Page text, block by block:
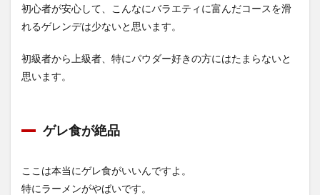
初心者が安心して、こんなにバラエティに富んだコースを滑
れるゲレンデは少ないと思います。
初級者から上級者、特にパウダー好きの方にはたまらないと
思います。
ゲレ食が絶品
ここは本当にゲレ食がいいんですよ。
特にラーメンがやばいです。